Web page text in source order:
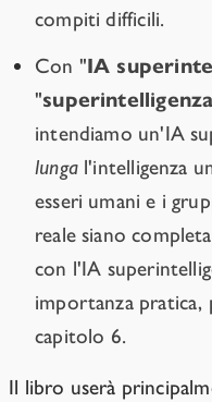
compiti difficili.
Con "IA
"
intendiamo un'IA
lungal'intelligenza
esseri umani e i
reale siano
con l'IA
importanza pratica,
capitolo 6.
Il libro userà